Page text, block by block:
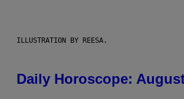
ILLUSTRATION BY REESA.
Daily Horoscope: